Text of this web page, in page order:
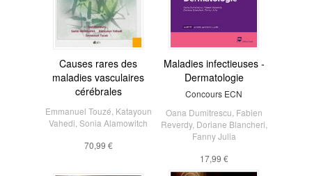
Causes rares des
maladies vasculaires
cérébrales
Emmanuel Touzé Katayoun
Vahedi Sonia Alamowitch
70,99 €
Maladies infectieuses -
Dermatologie
Concours ECN
Oana Dumitrescu Fabien
Reverdy, Doriane Blancheri
Fanny Julia
17,99 €